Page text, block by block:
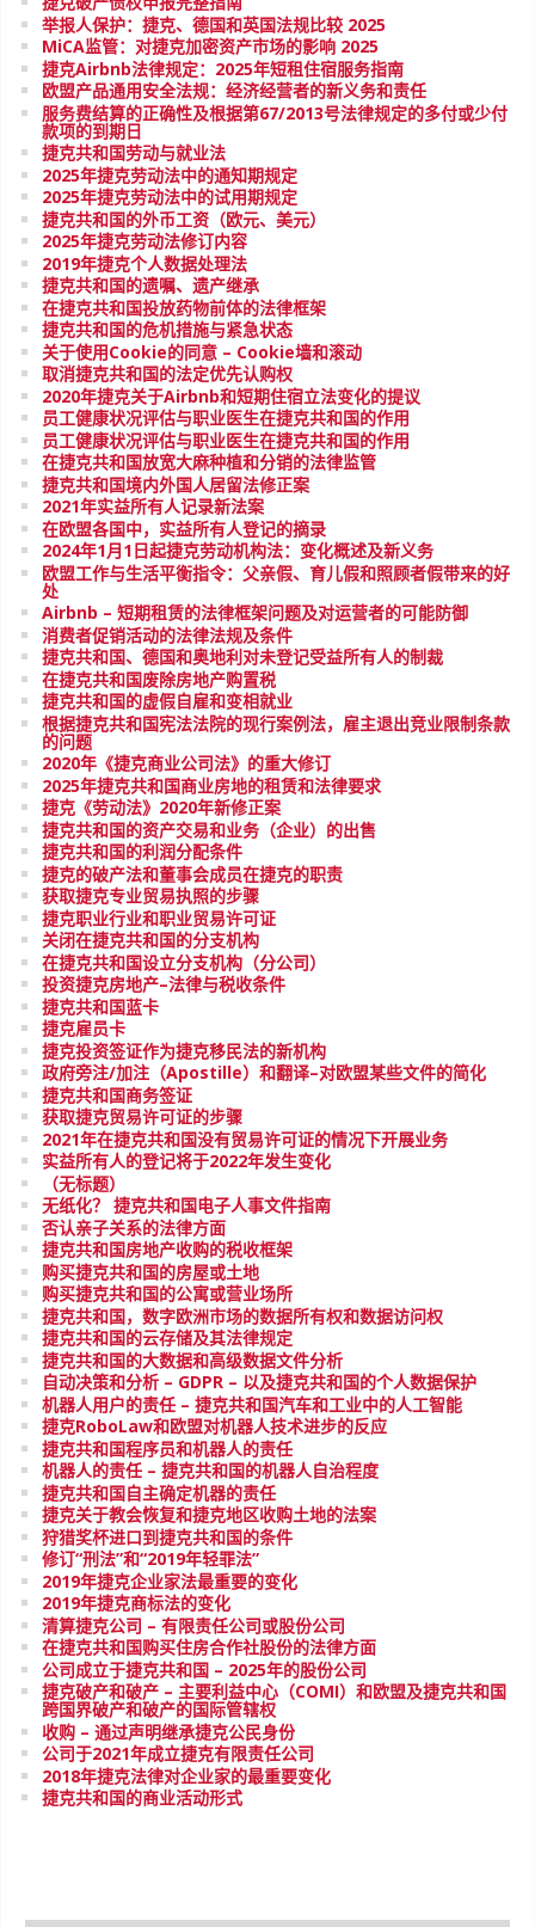
举报人保护：捷克、德国和英国法规比较 2025
MiCA监管：对捷克加密资产市场的影响 2025
捷克Airbnb法律规定：2025年短租住宿服务指南
欧盟产品通用安全法规：经济经营者的新义务和责任
服务费结算的正确性及根据第67/2013号法律规定的多付或少付
款项的到期日
捷克共和国劳动与就业法
2025年捷克劳动法中的通知期规定
2025年捷克劳动法中的试用期规定
捷克共和国的外币工资（欧元、美元）
2025年捷克劳动法修订内容
2019年捷克个人数据处理法
捷克共和国的遗嘱、遗产继承
在捷克共和国投放药物前体的法律框架
捷克共和国的危机措施与紧急状态
关于使用Cookie的同意 – Cookie墙和滚动
取消捷克共和国的法定优先认购权
2020年捷克关于Airbnb和短期住宿立法变化的提议
员工健康状况评估与职业医生在捷克共和国的作用
员工健康状况评估与职业医生在捷克共和国的作用
在捷克共和国放宽大麻种植和分销的法律监管
捷克共和国境内外国人居留法修正案
2021年实益所有人记录新法案
在欧盟各国中，实益所有人登记的摘录
2024年1月1日起捷克劳动机构法：变化概述及新义务
欧盟工作与生活平衡指令：父亲假、育儿假和照顾者假带来的好
处
Airbnb – 短期租赁的法律框架问题及对运营者的可能防御
消费者促销活动的法律法规及条件
捷克共和国、德国和奥地利对未登记受益所有人的制裁
在捷克共和国废除房地产购置税
捷克共和国的虚假自雇和变相就业
根据捷克共和国宪法法院的现行案例法，雇主退出竞业限制条款
的问题
2020年《捷克商业公司法》的重大修订
2025年捷克共和国商业房地的租赁和法律要求
捷克《劳动法》2020年新修正案
捷克共和国的资产交易和业务（企业）的出售
捷克共和国的利润分配条件
捷克的破产法和董事会成员在捷克的职责
获取捷克专业贸易执照的步骤
捷克职业行业和职业贸易许可证
关闭在捷克共和国的分支机构
在捷克共和国设立分支机构（分公司）
投资捷克房地产–法律与税收条件
捷克共和国蓝卡
捷克雇员卡
捷克投资签证作为捷克移民法的新机构
政府旁注/加注（Apostille）和翻译–对欧盟某些文件的简化
捷克共和国商务签证
获取捷克贸易许可证的步骤
2021年在捷克共和国没有贸易许可证的情况下开展业务
实益所有人的登记将于2022年发生变化
（无标题）
无纸化？ 捷克共和国电子人事文件指南
否认亲子关系的法律方面
捷克共和国房地产收购的税收框架
购买捷克共和国的房屋或土地
购买捷克共和国的公寓或营业场所
捷克共和国，数字欧洲市场的数据所有权和数据访问权
捷克共和国的云存储及其法律规定
捷克共和国的大数据和高级数据文件分析
自动决策和分析 – GDPR – 以及捷克共和国的个人数据保护
机器人用户的责任 – 捷克共和国汽车和工业中的人工智能
捷克RoboLaw和欧盟对机器人技术进步的反应
捷克共和国程序员和机器人的责任
机器人的责任 – 捷克共和国的机器人自治程度
捷克共和国自主确定机器的责任
捷克关于教会恢复和捷克地区收购土地的法案
狩猎奖杯进口到捷克共和国的条件
修订“刑法”和“2019年轻罪法”
2019年捷克企业家法最重要的变化
2019年捷克商标法的变化
清算捷克公司 – 有限责任公司或股份公司
在捷克共和国购买住房合作社股份的法律方面
公司成立于捷克共和国 – 2025年的股份公司
捷克破产和破产 – 主要利益中心（COMI）和欧盟及捷克共和国
跨国界破产和破产的国际管辖权
收购 – 通过声明继承捷克公民身份
公司于2021年成立捷克有限责任公司
2018年捷克法律对企业家的最重要变化
捷克共和国的商业活动形式